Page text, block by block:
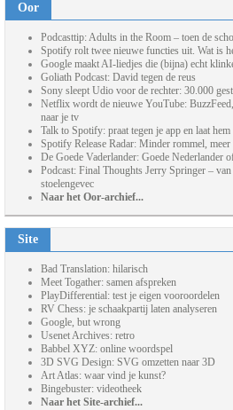
Oor
Podcasttip: Adults in the Room – toen de
Spotify rolt twee nieuwe functies uit. Wat is
Google maakt AI-liedjes die (bijna) echt
Goliath Podcast: David tegen de reus
Sony sleept Udio voor de rechter: 30.000
Netflix wordt de nieuwe YouTube:
naar je tv
Talk to Spotify: praat tegen je app en laat
Spotify Release Radar: Minder rommel,
De Goede Vaderlander: Goede Nederlander
Podcast: Final Thoughts Jerry Springer –
stoelengevec
Naar het Oor-archief...
Site
Bad Translation: hilarisch
Meet Togather: samen afspreken
PlayDifferential: test je eigen vooroordelen
RV Chess: je schaakpartij laten analyseren
Google, but wrong
Usenet Archives: retro
Babbel XYZ: online woordspel
3D SVG Design: SVG omzetten naar 3D
Art Atlas: waar vind je kunst?
Bingebuster: videotheek
Naar het Site-archief...